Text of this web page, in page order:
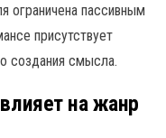
ограничена пассивным
присутствует
создания смысла.
на жанр